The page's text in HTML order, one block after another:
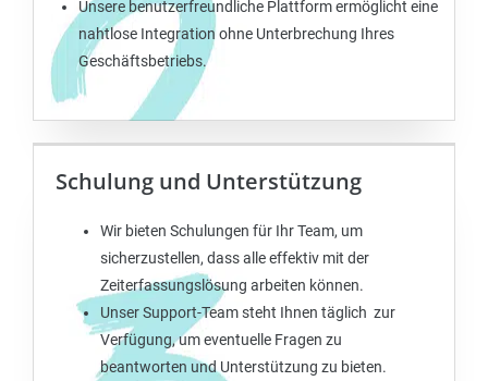
Unsere benutzerfreundliche Plattform ermöglicht eine
nahtlose Integration ohne Unterbrechung Ihres
Geschäftsbetriebs.
Schulung und Unterstützung
Wir bieten Schulungen für Ihr Team, um
sicherzustellen, dass alle effektiv mit der
Zeiterfassungslösung arbeiten können.
Unser Support-Team steht Ihnen täglich zur
Verfügung, um eventuelle Fragen zu
beantworten und Unterstützung zu bieten.